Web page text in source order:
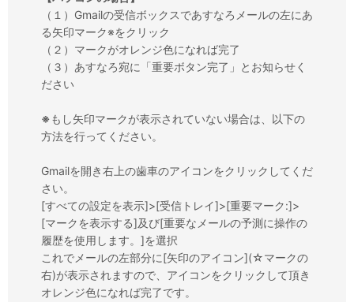
（１）Gmailの受信ボックスであすなろメールの左にあ
る矢印マーク※をクリック
（２）マークがオレンジ色になれば完了
（３）あすなろ宛に「重要ボタン完了」とお知らせく
ださい
※もし矢印マークが表示されていない場合は、以下の
方法を行ってください。
Gmailを開き右上の歯車のアイコンをクリックしてくだ
さい。
[すべての設定を表示]>[受信トレイ]>[重要マーク:]>
[マークを表示する]及び[重要なメールの予測に操作の
履歴を使用します。]を選択
これでメールの左部分に[矢印のアイコン](☆マークの
右)が表示されますので、アイコンをクリックして頂き
オレンジ色になれば完了です。